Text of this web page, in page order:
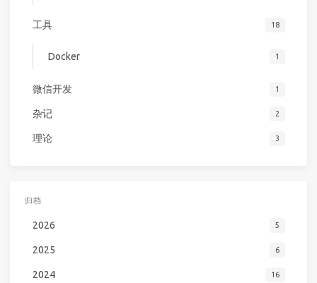
工具 18
Docker 1
微信开发 1
杂记 2
理论 3
归档
2026 5
2025 6
2024 16